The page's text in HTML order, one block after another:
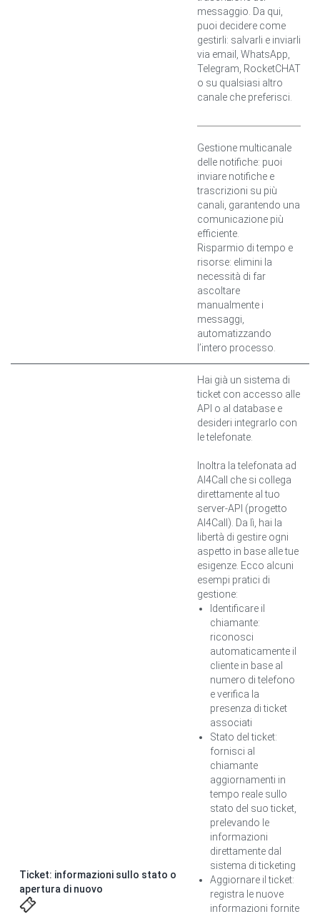
messaggio. Da qui,
puoi decidere come
gestirli: salvarli e inviarli
via email, WhatsApp,
Telegram, RocketCHAT
o su qualsiasi altro
canale che preferisci.
Gestione multicanale
delle notifiche: puoi
inviare notifiche e
trascrizioni su più
canali, garantendo una
comunicazione più
efficiente.
Risparmio di tempo e
risorse: elimini la
necessità di far
ascoltare
manualmente i
messaggi,
automatizzando
l’intero processo.
Ticket: informazioni sullo stato o
apertura di nuovo
Hai già un sistema di
ticket con accesso alle
API o al database e
desideri integrarlo con
le telefonate.
Inoltra la telefonata ad
AI4Call che si collega
direttamente al tuo
server-API (progetto
AI4Call). Da lì, hai la
libertà di gestire ogni
aspetto in base alle tue
esigenze. Ecco alcuni
esempi pratici di
gestione:
Identificare il
chiamante:
riconosci
automaticamente il
cliente in base al
numero di telefono
e verifica la
presenza di ticket
associati
Stato del ticket:
fornisci al
chiamante
aggiornamenti in
tempo reale sullo
stato del suo ticket,
prelevando le
informazioni
direttamente dal
sistema di ticketing
Aggiornare il ticket:
registra le nuove
informazioni fornite